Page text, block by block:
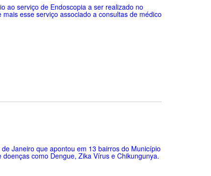
ao serviço de Endoscopia a ser realizado no
esse serviço associado a consultas de médico
Janeiro que apontou em 13 bairros do Município
como Dengue, Zika Vírus e Chikungunya.